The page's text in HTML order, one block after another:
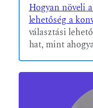
Hogyan növeli
lehetőség a
választási
hat, mint